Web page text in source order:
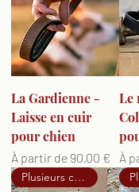
La Gardienne -
Laisse en cuir
pour chien
À partir de 90,00 €
Prix promotionnel
Le
À
Plusieurs couleurs dispo